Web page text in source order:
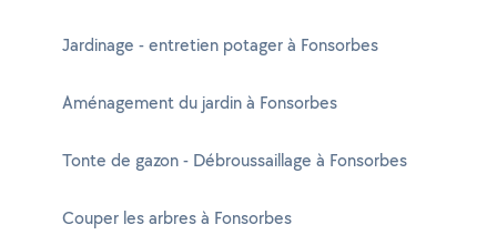
Jardinage - entretien potager à Fonsorbes
Aménagement du jardin à Fonsorbes
Tonte de gazon - Débroussaillage à Fonsorbes
Couper les arbres à Fonsorbes